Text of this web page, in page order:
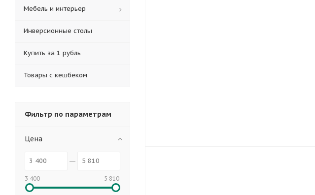
Мебель и интерьер
Инверсионные столы
Купить за 1 рубль
Товары с кешбеком
Фильтр по параметрам
Цена
3 400 5 810